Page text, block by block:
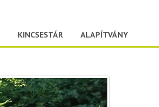
KINCSESTÁR ALAPÍTVÁNY